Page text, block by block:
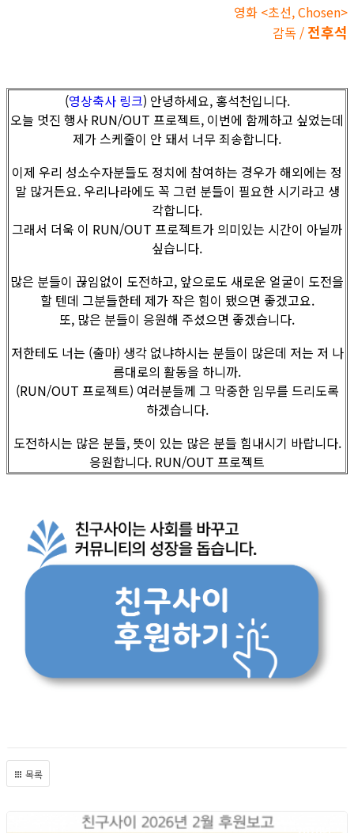
영화 <초선, Chosen>
감독 /전후석
(영상축사 링크) 안녕하세요, 홍석천입니다.
오늘 멋진 행사 RUN/OUT 프로젝트, 이번에 함께하고 싶었는데
제가 스케줄이 안 돼서 너무 죄송합니다.
이제 우리 성소수자분들도 정치에 참여하는 경우가 해외에는 정
말 많거든요. 우리나라에도 꼭 그런 분들이 필요한 시기라고 생
각합니다.
그래서 더욱 이 RUN/OUT 프로젝트가 의미있는 시간이 아닐까
싶습니다.
많은 분들이 끊임없이 도전하고, 앞으로도 새로운 얼굴이 도전을
할 텐데 그분들한테 제가 작은 힘이 됐으면 좋겠고요.
또, 많은 분들이 응원해 주셨으면 좋겠습니다.
저한테도 너는 (출마) 생각 없냐하시는 분들이 많은데 저는 저 나
름대로의 활동을 하니까.
(RUN/OUT 프로젝트) 여러분들께 그 막중한 임무를 드리도록
하겠습니다.
도전하시는 많은 분들, 뜻이 있는 많은 분들 힘내시기 바랍니다.
응원합니다. RUN/OUT 프로젝트
목록